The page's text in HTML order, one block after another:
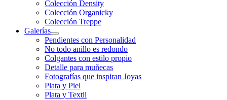
Colección Density
Colección Organicky
Colección Treppe
Galerías
Pendientes con Personalidad
No todo anillo es redondo
Colgantes con estilo propio
Detalle para muñecas
Fotografías que inspiran Joyas
Plata y Piel
Plata y Textil